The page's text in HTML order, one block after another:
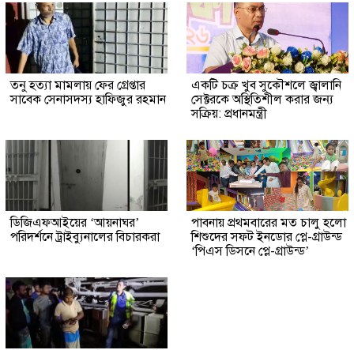
তনু হত্যা মামলায় ফের গ্রেপ্তার
সাবেক সেনাসদস্য হাফিজুর রহমান
একটি চক্র খুব সুকৌশলে জ্বালানি
সেক্টরকে অস্থিতিশীল করার জন্য
সক্রিয়: প্রধানমন্ত্রী
ডিজিএফআইয়ের ‘আয়নাঘর’
পরিদর্শনে ট্রাইব্যুনালের বিচারকরা
পাবনায় প্রথমবারের মত চালু হলো
শিশুদের সফট ইনডোর প্লে-গ্রাউন্ড
‘পিএস ডিসনে প্লে-গ্রাউন্ড’